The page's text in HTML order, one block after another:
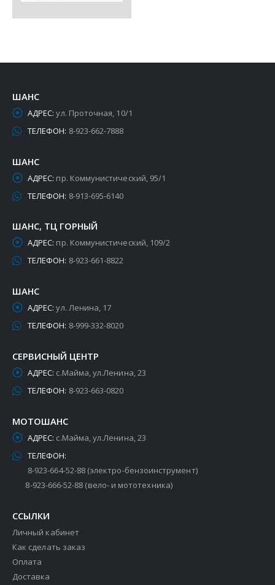
ШАНС
АДРЕС: ул. Проточная, 10/1
ТЕЛЕФОН: 8-923-662-7888
ШАНС
АДРЕС: пр. Коммунистический, 95/1
ТЕЛЕФОН: 8-913-695-6140
ШАНС, ТЦ ГОРНЫЙ
АДРЕС: пр. Коммунистический, 109/2
ТЕЛЕФОН: 8-923-661-8822
ШАНС
АДРЕС: ул. Ленина, 17
ТЕЛЕФОН: 8-999-332-8020
СЕРВИСНЫЙ ЦЕНТР
АДРЕС: с.Майма, ул.Ленина, 23
ТЕЛЕФОН: 8-923-663-0820
МОТОШАНС
АДРЕС: с.Майма, ул.Ленина, 23
ТЕЛЕФОН:
8-923-664-52-88 (электро-бензоинструмент)
8-923-666-52-88 (вело- и мототехника)
ССЫЛКИ
Личный кабинет
Как сделать заказ
Оплата
Доставка